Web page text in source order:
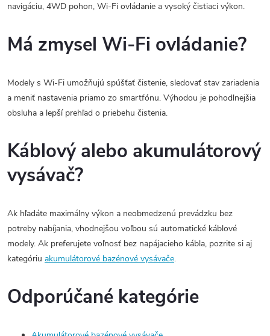
navigáciu, 4WD pohon, Wi-Fi ovládanie a vysoký čistiaci výkon.
Má zmysel Wi-Fi ovládanie?
Modely s Wi-Fi umožňujú spúšťať čistenie, sledovať stav zariadenia
a meniť nastavenia priamo zo smartfónu. Výhodou je pohodlnejšia
obsluha a lepší prehľad o priebehu čistenia.
Káblový alebo akumulátorový
vysávač?
Ak hľadáte maximálny výkon a neobmedzenú prevádzku bez
potreby nabíjania, vhodnejšou voľbou sú automatické káblové
modely. Ak preferujete voľnosť bez napájacieho kábla, pozrite si aj
kategóriu akumulátorové bazénové vysávače.
Odporúčané kategórie